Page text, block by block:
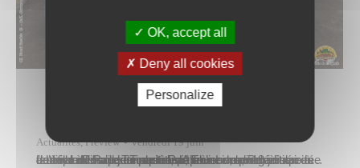
Actualités,Preview vendredi 19 juin
La Ville de Papeete a clôturé, le vendredi 19 juin dernier à l’école Taimoana de Taunoa, la 5e édition du festival du livre jeunesse Partir en Livre, organisée cette année au sein de trois établissements scolaires des quartiers de la capitale. Après une première soirée à l’école Pina’i de Tipaerui, puis une seconde étape à…
OK, accept all
Deny all cookies
Personalize